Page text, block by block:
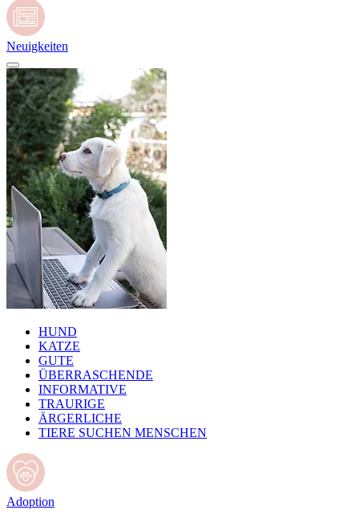
Neuigkeiten
HUND
KATZE
GUTE
ÜBERRASCHENDE
INFORMATIVE
TRAURIGE
ÄRGERLICHE
TIERE SUCHEN MENSCHEN
Adoption